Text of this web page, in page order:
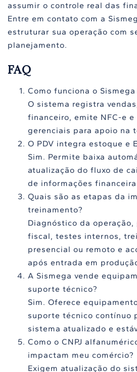
assumir o controle real das
Entre em contato com a
estruturar sua operação com
planejamento.
FAQ
Como funciona o
O sistema registra
financeiro, emite NFC-e
gerenciais para apoio na
O PDV integra estoque e
Sim. Permite baixa
atualização do fluxo de
de informações
Quais são as etapas da
treinamento?
Diagnóstico da
fiscal, testes internos,
presencial ou remoto e
após entrada em
A Sismega vende
suporte técnico?
Sim. Oferece
suporte técnico contínuo
sistema atualizado e
Como o CNPJ
impactam meu comércio?
Exigem atualização do